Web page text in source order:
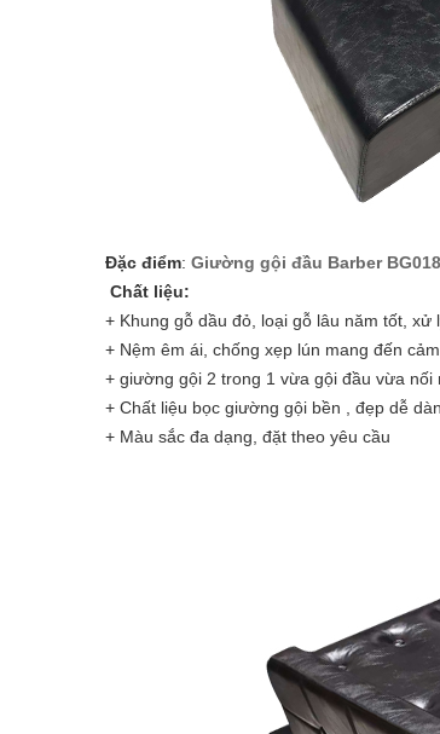
Đặc điểm: Giường gội đầu Barber BG018
Chất liệu:
+ Khung gỗ dầu đỏ, loại gỗ lâu năm tốt, xử
+ Nệm êm ái, chống xẹp lún mang đến
+ giường gội 2 trong 1 vừa gội đầu vừa nối
+ Chất liệu bọc giường gội bền , đẹp dễ
+ Màu sắc đa dạng, đặt theo yêu cầu